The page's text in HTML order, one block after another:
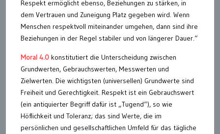
Respekt ermöglicht ebenso, Beziehungen zu stärken, in
dem Vertrauen und Zuneigung Platz gegeben wird. Wenn
Menschen respektvoll miteinander umgehen, dann sind ihre
Beziehungen in der Regel stabiler und von längerer Dauer.“
Moral 4.0 konstitutiert die Unterscheidung zwischen
Grundwerten, Gebrauchswerten, Messwerten und
Zielwerten. Die wichtigsten (universellen) Grundwerte sind
Freiheit und Gerechtigkeit. Respekt ist ein Gebrauchswert
(ein antiquierter Begriff dafür ist „Tugend“), so wie
Höflichkeit und Toleranz; das sind Werte, die im
persönlichen und gesellschaftlichen Umfeld für das tägliche